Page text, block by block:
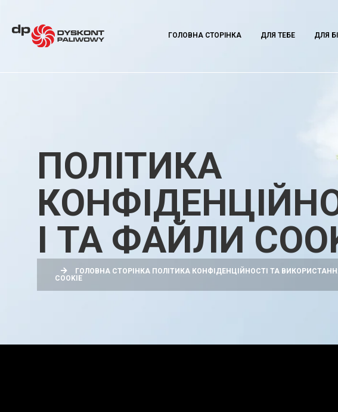
ГОЛОВНА СТОРІНКА ДЛЯ ТЕБЕ ДЛЯ
ПОЛІТИКА
І ТА ФАЙЛИ
ГОЛОВНА СТОРІНКА ПОЛІТИКА КОНФІДЕНЦІЙНОСТІ ТА
COOKIE